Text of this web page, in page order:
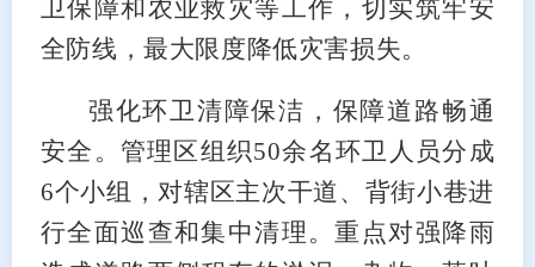
卫保障和农业救灾等工作，切实筑牢安
全防线，最大限度降低灾害损失。
强化环卫清障保洁，保障道路畅通
安全。管理区组织50余名环卫人员分成
6个小组，对辖区主次干道、背街小巷进
行全面巡查和集中清理。重点对强降雨